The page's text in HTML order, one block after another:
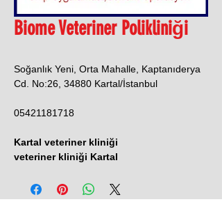
Biome Veteriner Polikliniği
Soğanlık Yeni, Orta Mahalle, Kaptanıderya
Cd. No:26, 34880 Kartal/İstanbul
05421181718
Kartal veteriner kliniği
veteriner kliniği Kartal